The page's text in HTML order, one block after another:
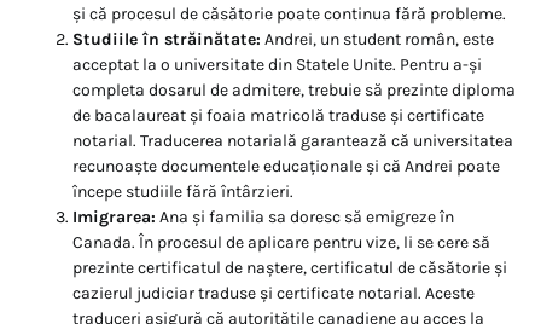
și că procesul de căsătorie poate continua fără probleme.
Studiile în străinătate: Andrei, un student român, este
acceptat la o universitate din Statele Unite. Pentru a-și
completa dosarul de admitere, trebuie să prezinte diploma
de bacalaureat și foaia matricolă traduse și certificate
notarial. Traducerea notarială garantează că universitatea
recunoaște documentele educaționale și că Andrei poate
începe studiile fără întârzieri.
Imigrarea: Ana și familia sa doresc să emigreze în
Canada. În procesul de aplicare pentru vize, li se cere să
prezinte certificatul de naștere, certificatul de căsătorie și
cazierul judiciar traduse și certificate notarial. Aceste
traduceri asigură că autoritățile canadiene au acces la